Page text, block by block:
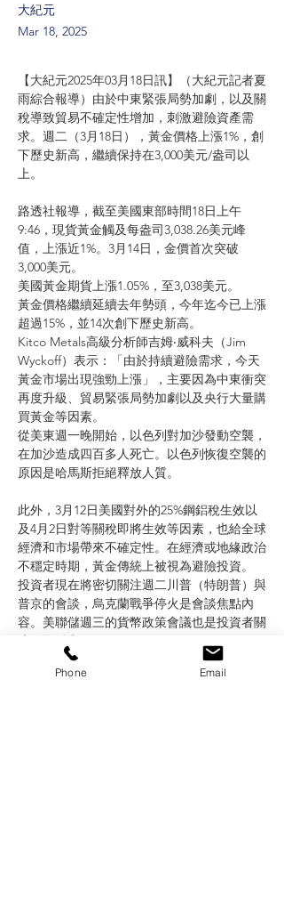
大紀元
Mar 18, 2025
【大紀元2025年03月18日訊】（大紀元記者夏
雨綜合報導）由於中東緊張局勢加劇，以及關
稅導致貿易不確定性增加，刺激避險資產需
求。週二（3月18日），黃金價格上漲1%，創
下歷史新高，繼續保持在3,000美元/盎司以
上。
路透社報導，截至美國東部時間18日上午
9:46，現貨黃金觸及每盎司3,038.26美元峰
值，上漲近1%。3月14日，金價首次突破
3,000美元。
美國黃金期貨上漲1.05%，至3,038美元。
黃金價格繼續延續去年勢頭，今年迄今已上漲
超過15%，並14次創下歷史新高。
Kitco Metals高級分析師吉姆‧威科夫（Jim
Wyckoff）表示：「由於持續避險需求，今天
黃金市場出現強勁上漲」，主要因為中東衝突
再度升級、貿易緊張局勢加劇以及央行大量購
買黃金等因素。
從美東週一晚開始，以色列對加沙發動空襲，
在加沙造成四百多人死亡。以色列恢復空襲的
原因是哈馬斯拒絕釋放人質。
此外，3月12日美國對外的25%鋼鋁稅生效以
及4月2日對等關稅即將生效等因素，也給全球
經濟和市場帶來不確定性。在經濟或地緣政治
不穩定時期，黃金傳統上被視為避險投資。
投資者現在將密切關注週二川普（特朗普）與
普京的會談，烏克蘭戰爭停火是會談焦點內
容。美聯儲週三的貨幣政策會議也是投資者關
注的焦點之一。
根據芝加哥商品交易所集團的FedWatch工
具，交易員預計美聯儲週三將維持利率不變，
Phone Email